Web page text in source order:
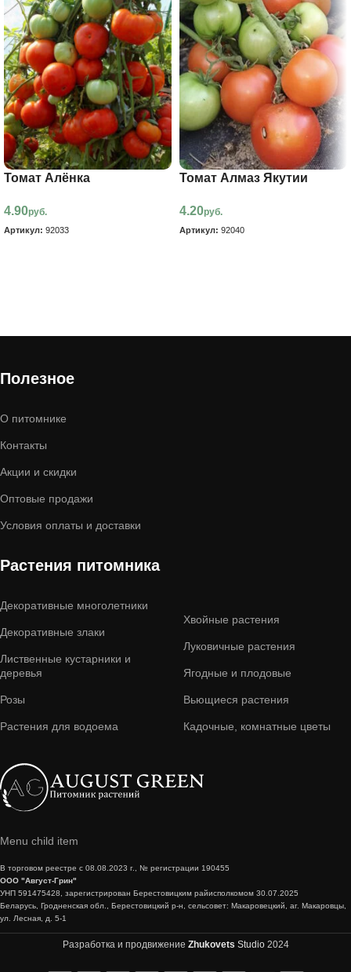
Томат Алёнка
4.90руб.
Артикул: 92033
Томат Алмаз Якутии
4.20руб.
Артикул: 92040
Полезное
О питомнике
Контакты
Акции и скидки
Оптовые продажи
Условия оплаты и доставки
Растения питомника
Декоративные многолетники
Декоративные злаки
Лиственные кустарники и
деревья
Розы
Растения для водоема
Хвойные растения
Луковичные растения
Ягодные и плодовые
Вьющиеся растения
Кадочные, комнатные цветы
Menu child item
В торговом реестре с 08.08.2023 г., № регистрации 190455
ООО "Август-Грин"
УНП 591475428, зарегистрирован Берестовицким райисполкомом 30.07.2025
Беларусь, Гродненская обл., Берестовицкий р-н, сельсовет: Макаровецкий, аг. Макаровцы,
ул. Лесная, д. 5-1
Разработка и продвижение Zhukovets Studio 2024